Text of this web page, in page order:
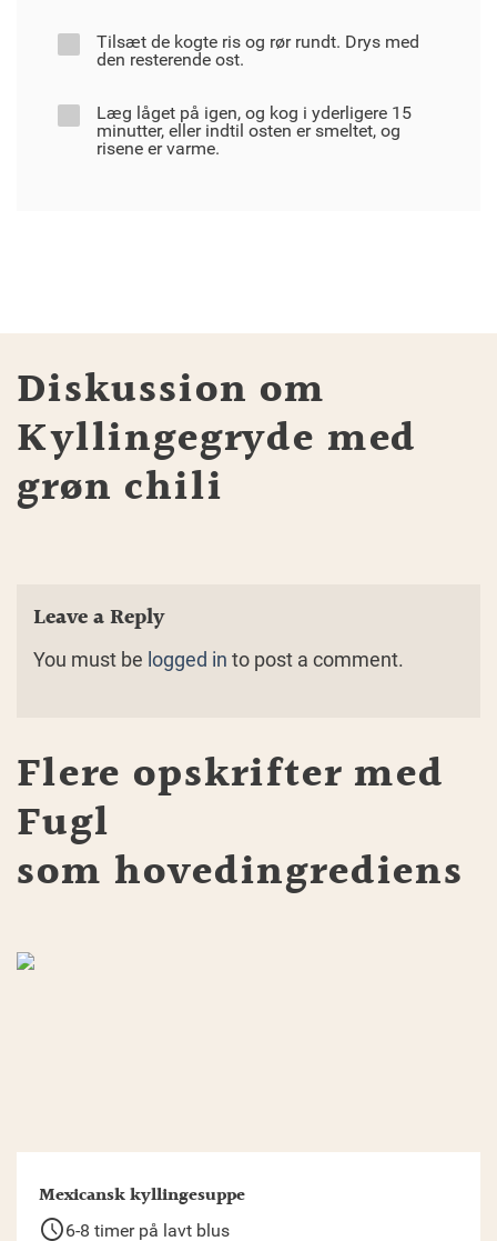
Tilsæt de kogte ris og rør rundt. Drys med
den resterende ost.
Læg låget på igen, og kog i yderligere 15
minutter, eller indtil osten er smeltet, og
risene er varme.
Diskussion om
Kyllingegryde med
grøn chili
Leave a Reply
You must be logged in to post a comment.
Flere opskrifter med
Fugl
som hovedingrediens
Mexicansk kyllingesuppe
schedule6-8 timer på lavt blus